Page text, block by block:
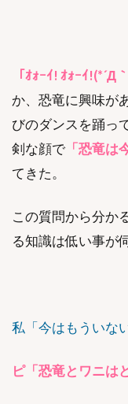
「ｵｫｰｲ! ｵｫｰｲ!(*´Д
か、恐竜に興味が
びのダンスを踊っ
剣な顔で 「恐竜は
てきた。
この質問から分か
る知識は低い事が
私「今はもういな
ピ「恐竜とワニは